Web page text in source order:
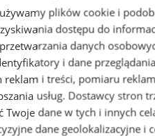
nad Bałtykiem w
Morze
plików cookie i
dostępu do
danych
i dane
reklam i treści, pomiaru
usług. Dostawcy stron
Twoje dane w tych i innych
dane geolokalizacyjne i